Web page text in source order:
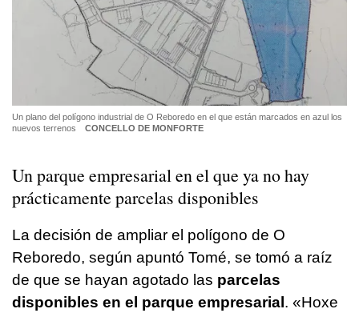
Un plano del polígono industrial de O Reboredo en el que están marcados en azul los
nuevos terrenos
CONCELLO DE MONFORTE
Un parque empresarial en el que ya no hay
prácticamente parcelas disponibles
La decisión de ampliar el polígono de O
Reboredo, según apuntó Tomé, se tomó a raíz
de que se hayan agotado las parcelas
disponibles en el parque empresarial. «Hoxe